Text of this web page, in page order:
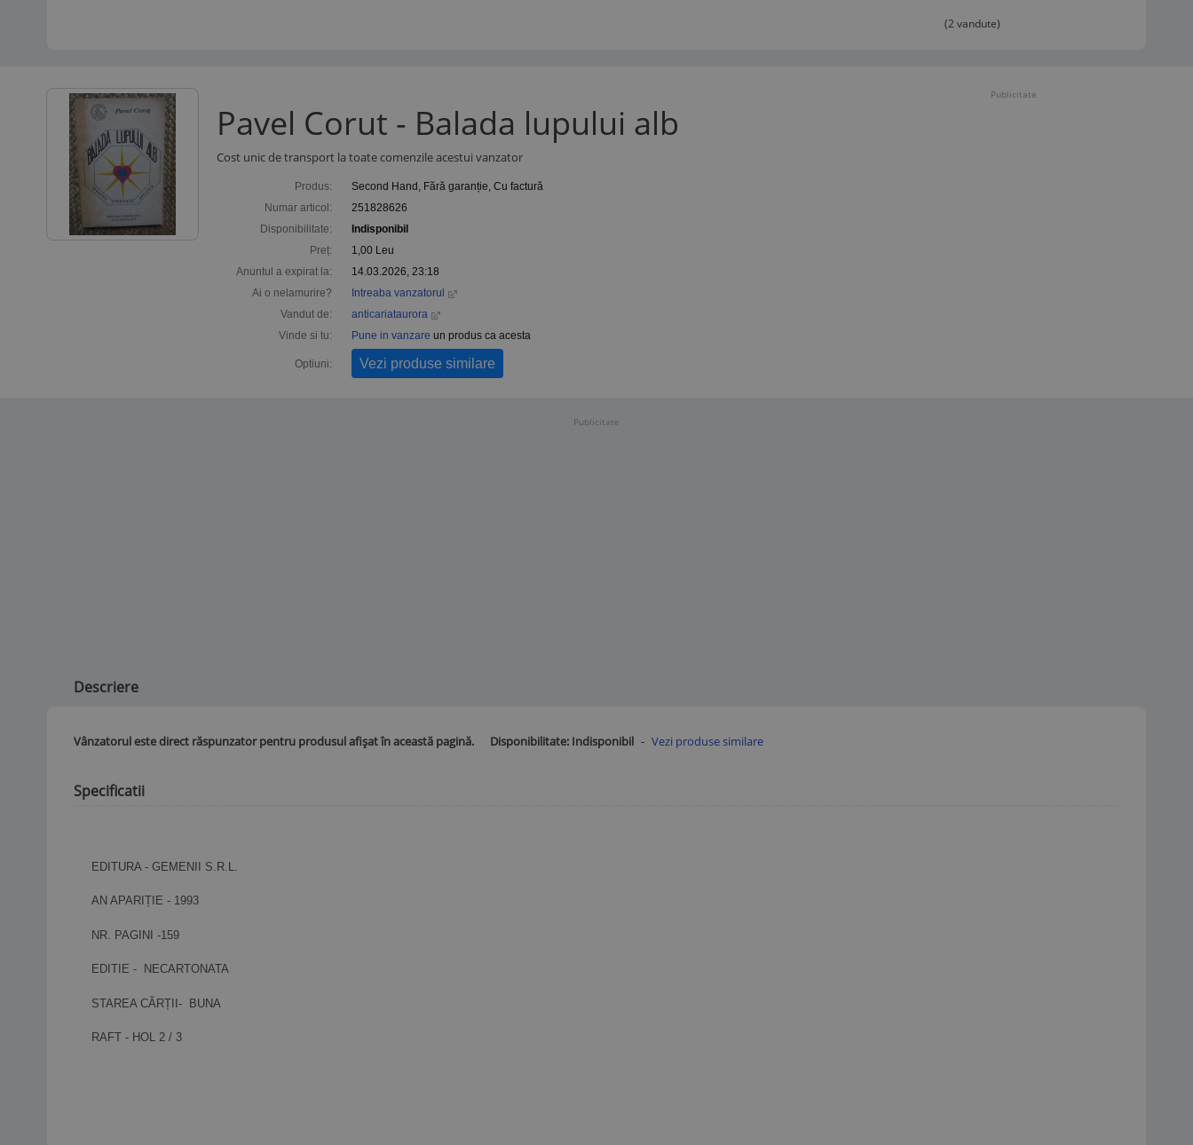
(2 vandute)
Pavel Corut - Balada lupului alb
Cost unic de transport la toate comenzile acestui vanzator
Produs: Second Hand , Fără garanție, Cu factură
Numar articol:
251828626
Disponibilitate:
Indisponibil
Preț:
1,00 Leu
Anuntul a expirat la:
14.03.2026, 23:18
Ai o nelamurire?
Intreaba vanzatorul
Vandut de:
anticariataurora
Vinde si tu:
Pune in vanzare un produs ca acesta
Optiuni: Vezi produse similare
Publicitate
Publicitate
Descriere
Vânzatorul este direct răspunzator pentru produsul afișat în această pagină. Disponibilitate: Indisponibil - Vezi produse similare
Specificatii
EDITURA - GEMENII S.R.L.
AN APARIȚIE - 1993
NR. PAGINI -159
EDITIE - NECARTONATA
STAREA CĂRȚII- BUNA
RAFT - HOL 2 / 3